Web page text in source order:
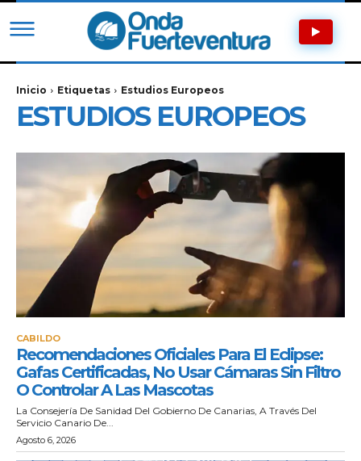
Inicio Etiquetas Estudios Europeos
ESTUDIOS EUROPEOS
CABILDO
Recomendaciones Oficiales Para El Eclipse:
Gafas Certificadas, No Usar Cámaras Sin Filtro
O Controlar A Las Mascotas
La Consejería De Sanidad Del Gobierno De Canarias, A Través Del
Servicio Canario De...
Agosto 6, 2026